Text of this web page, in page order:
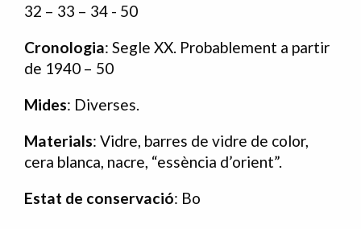
32 – 33 – 34 - 50
Cronologia: Segle XX. Probablement a partir
de 1940 – 50
Mides: Diverses.
Materials: Vidre, barres de vidre de color,
cera blanca, nacre, “essència d’orient”.
Estat de conservació: Bo